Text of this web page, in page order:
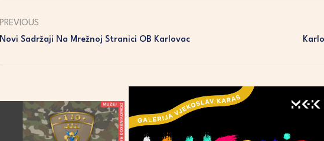
PREVIOUS
Novi Sadržaji Na Mrežnoj Stranici OB Karlovac